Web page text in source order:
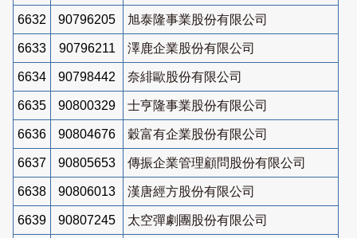
6632 90796205 旭泰隆事業股份有限公司
6633 90796211 澤鹿企業股份有限公司
6634 90798442 奈緋歐股份有限公司
6635 90800329 士亨隆事業股份有限公司
6636 90804676 穀富有企業股份有限公司
6637 90805653 傳振企業管理顧問股份有限公司
6638 90806013 漢唐經方股份有限公司
6639 90807245 太空彈劇團股份有限公司